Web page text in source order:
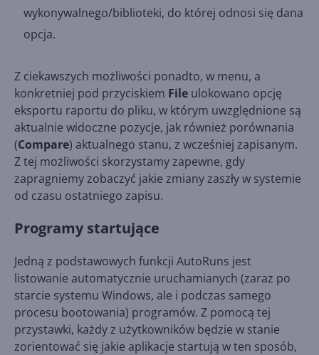
wykonywalnego/biblioteki, do której odnosi się dana
opcja.
Z ciekawszych możliwości ponadto, w menu, a
konkretniej pod przyciskiem File ulokowano opcję
eksportu raportu do pliku, w którym uwzględnione są
aktualnie widoczne pozycje, jak również porównania
(Compare) aktualnego stanu, z wcześniej zapisanym.
Z tej możliwości skorzystamy zapewne, gdy
zapragniemy zobaczyć jakie zmiany zaszły w systemie
od czasu ostatniego zapisu.
Programy startujące
Jedną z podstawowych funkcji AutoRuns jest
listowanie automatycznie uruchamianych (zaraz po
starcie systemu Windows, ale i podczas samego
procesu bootowania) programów. Z pomocą tej
przystawki, każdy z użytkowników będzie w stanie
zorientować się jakie aplikacje startują w ten sposób,